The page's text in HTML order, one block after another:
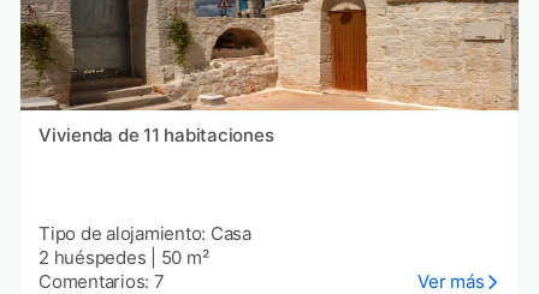
Vivienda de 11 habitaciones
Tipo de alojamiento: Casa
2 huéspedes
50 m²
Comentarios: 7
Ver más